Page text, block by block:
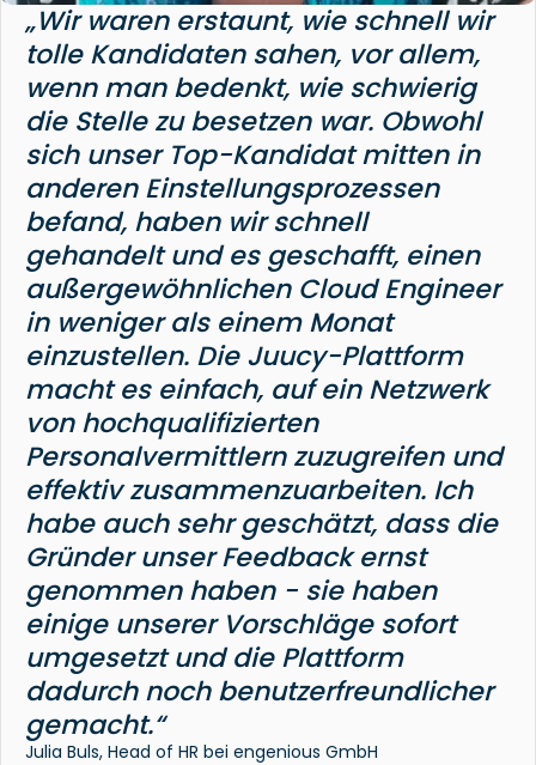
„Wir waren erstaunt, wie schnell wir
tolle Kandidaten sahen, vor allem,
wenn man bedenkt, wie schwierig
die Stelle zu besetzen war. Obwohl
sich unser Top-Kandidat mitten in
anderen Einstellungsprozessen
befand, haben wir schnell
gehandelt und es geschafft, einen
außergewöhnlichen Cloud Engineer
in weniger als einem Monat
einzustellen. Die Juucy-Plattform
macht es einfach, auf ein Netzwerk
von hochqualifizierten
Personalvermittlern zuzugreifen und
effektiv zusammenzuarbeiten. Ich
habe auch sehr geschätzt, dass die
Gründer unser Feedback ernst
genommen haben - sie haben
einige unserer Vorschläge sofort
umgesetzt und die Plattform
dadurch noch benutzerfreundlicher
gemacht.“
Julia Buls, Head of HR bei engenious GmbH